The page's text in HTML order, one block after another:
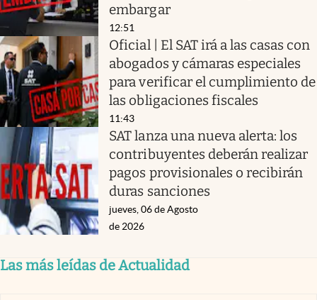
embargar
12:51
Oficial | El SAT irá a las casas con
abogados y cámaras especiales
para verificar el cumplimiento de
las obligaciones fiscales
11:43
SAT lanza una nueva alerta: los
contribuyentes deberán realizar
pagos provisionales o recibirán
duras sanciones
jueves, 06 de Agosto
de 2026
Las más leídas de Actualidad